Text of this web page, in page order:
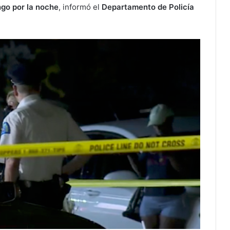
por la noche, informó el Departamento de Policía